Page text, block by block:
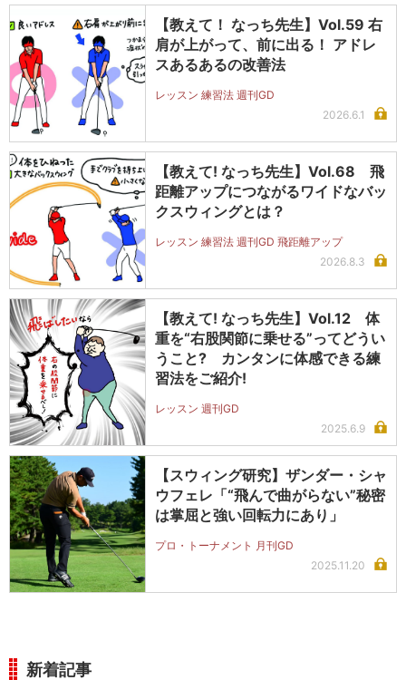
【教えて！ なっち先生】Vol.59 右
肩が上がって、前に出る！ アドレ
スあるあるの改善法
レッスン 練習法 週刊GD
2026.6.1
【教えて! なっち先生】Vol.68 飛
距離アップにつながるワイドなバッ
クスウィングとは？
レッスン 練習法 週刊GD 飛距離アップ
2026.8.3
【教えて! なっち先生】Vol.12 体
重を“右股関節に乗せる”ってどうい
うこと? カンタンに体感できる練
習法をご紹介!
レッスン 週刊GD
2025.6.9
【スウィング研究】ザンダー・シャ
ウフェレ「“飛んで曲がらない”秘密
は掌屈と強い回転力にあり」
プロ・トーナメント 月刊GD
2025.11.20
新着記事